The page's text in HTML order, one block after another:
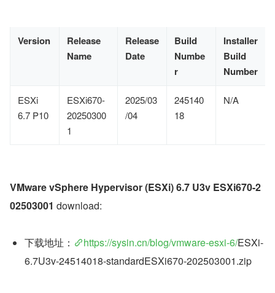
Version
Release
Name
Release
Date
Build
Numbe
r
Installer
Build
Number
ESXi
6.7 P10
ESXi670-
20250300
1
2025/03
/04
245140
18
N/A
VMware vSphere Hypervisor (ESXi) 6.7 U3v ESXi670-2
02503001 download:
下载地址： https://sysin.cn/blog/vmware-esxi-6/ESXi-
6.7U3v-24514018-standardESXi670-202503001.zip